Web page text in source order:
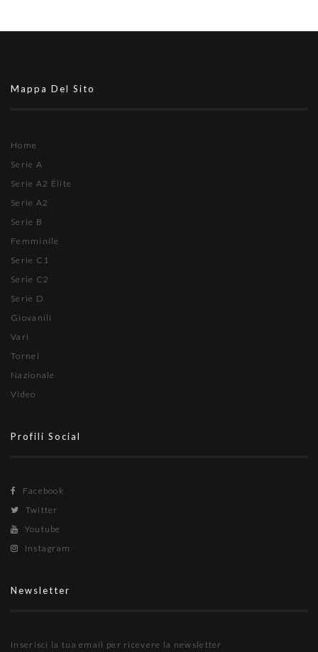
Mappa Del Sito
Home
Serie A
Serie A2 Élite
Serie A2
Serie B
Femminile
Serie C1
Serie C2
Serie D
Giovanili
Vari
Tornei
Nazionale
Video
Profili Social
Facebook
Twitter
Youtube
Instagram
Newsletter
Inserisci la tua email per ricevere la newsletter